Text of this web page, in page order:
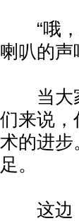
“哦，
喇叭的
当大家
们来说，
术的进步
足。
这边，